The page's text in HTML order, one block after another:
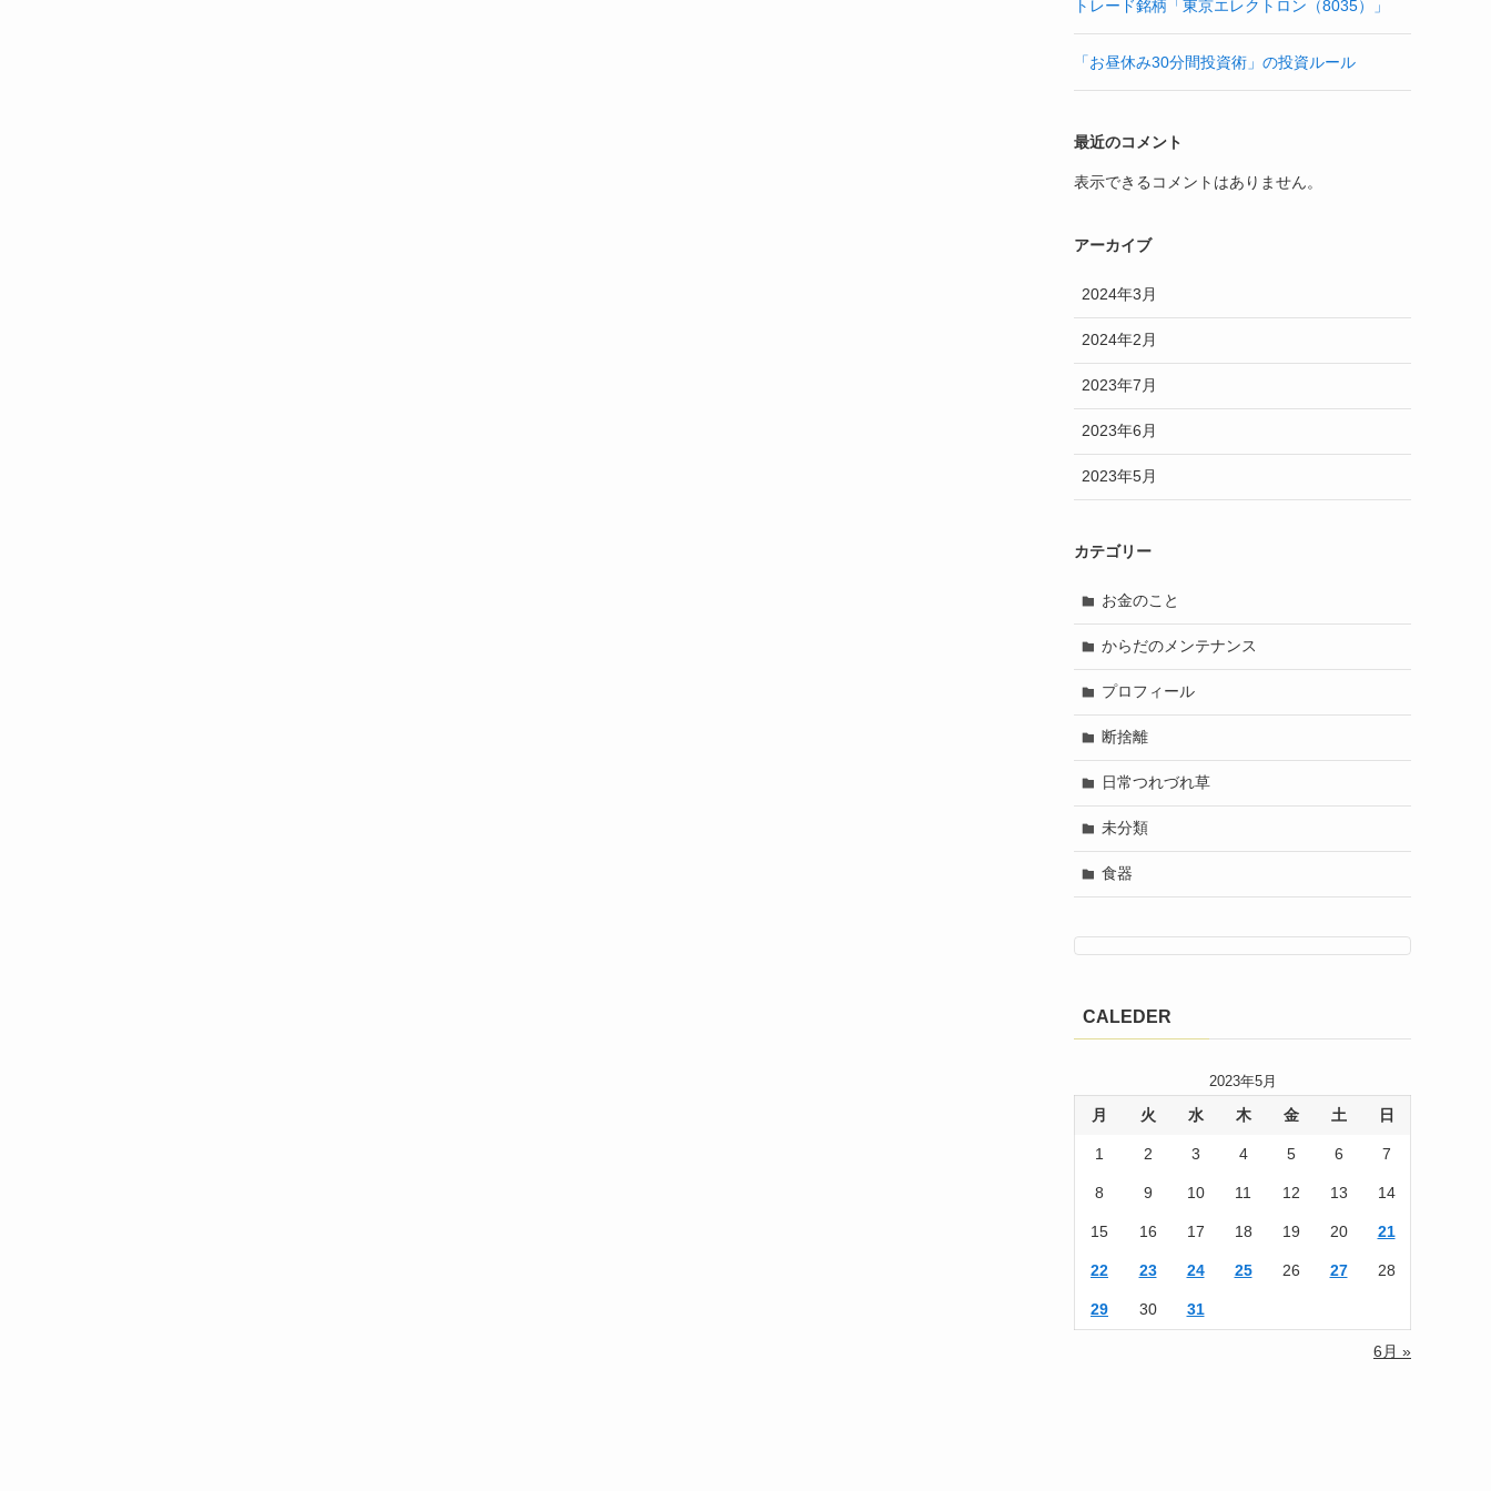
トレード銘柄「東京エレクトロン（8035）」
「お昼休み30分間投資術」の投資ルール
最近のコメント
表示できるコメントはありません。
アーカイブ
2024年3月
2024年2月
2023年7月
2023年6月
2023年5月
カテゴリー
お金のこと
からだのメンテナンス
プロフィール
断捨離
日常つれづれ草
未分類
食器
CALEDER
2023年5月
月 火 水 木 金 土 日
1 2 3 4 5 6 7
8 9 10 11 12 13 14
15 16 17 18 19 20 21
22 23 24 25 26 27 28
29 30 31
6月 »